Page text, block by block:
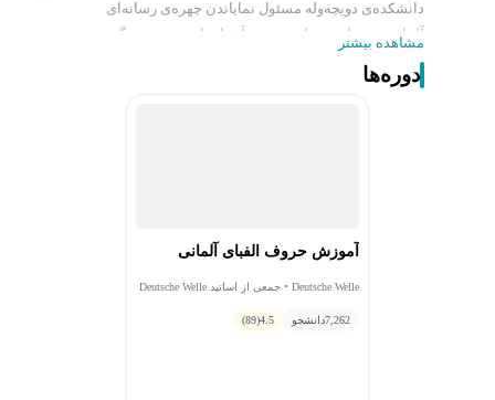
دانشکده‌ی دویچه‌وله مسئول نمایاندن چهره‌ی رسانه‌ای
آلمان در سراسر جهان هستند. آشنا ساختن مردم دیگر
کشورها با فرهنگ آلمان و تولید دوره‌های آموزشی زبان
آلمانی از اهداف مهم دویچه‌وله است.
مشاهده بیشتر
دوره‌ها
آموزش حروف الفبای آلمانی
Deutsche Welle • جمعی از اساتید Deutsche Welle
7,262دانشجو 4.5
(89)